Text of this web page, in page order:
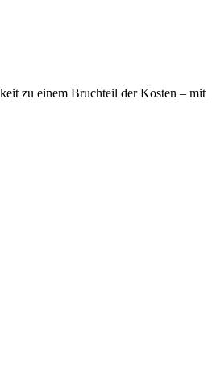
zu einem Bruchteil der Kosten – mit